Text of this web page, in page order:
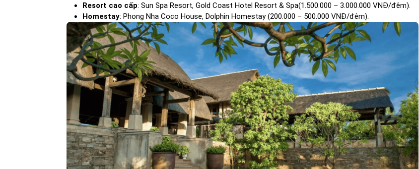
Resort cao cấp: Sun Spa Resort, Gold Coast Hotel Resort & Spa(1.500.000 – 3.000.000 VNĐ/đêm).
Homestay: Phong Nha Coco House, Dolphin Homestay (200.000 – 500.000 VNĐ/đêm).